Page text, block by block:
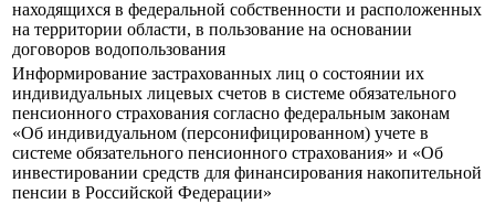
находящихся в федеральной собственности и расположенных
на территории области, в пользование на основании
договоров водопользования
Информирование застрахованных лиц о состоянии их
индивидуальных лицевых счетов в системе обязательного
пенсионного страхования согласно федеральным законам
«Об индивидуальном (персонифицированном) учете в
системе обязательного пенсионного страхования» и «Об
инвестировании средств для финансирования накопительной
пенсии в Российской Федерации»